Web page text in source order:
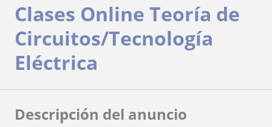
Clases Online Teoría de
Circuitos/Tecnología
Eléctrica
Descripción del anuncio